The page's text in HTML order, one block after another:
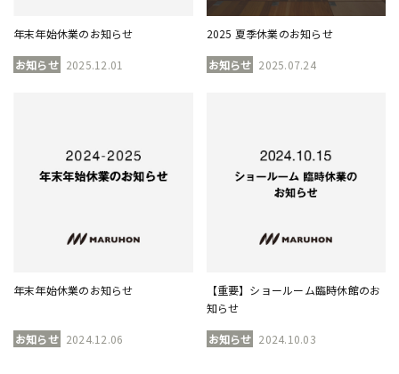
年末年始休業のお知らせ
お知らせ 2025.12.01
2025 夏季休業のお知らせ
お知らせ 2025.07.24
年末年始休業のお知らせ
お知らせ 2024.12.06
【重要】ショールーム臨時休館のお
知らせ
お知らせ 2024.10.03